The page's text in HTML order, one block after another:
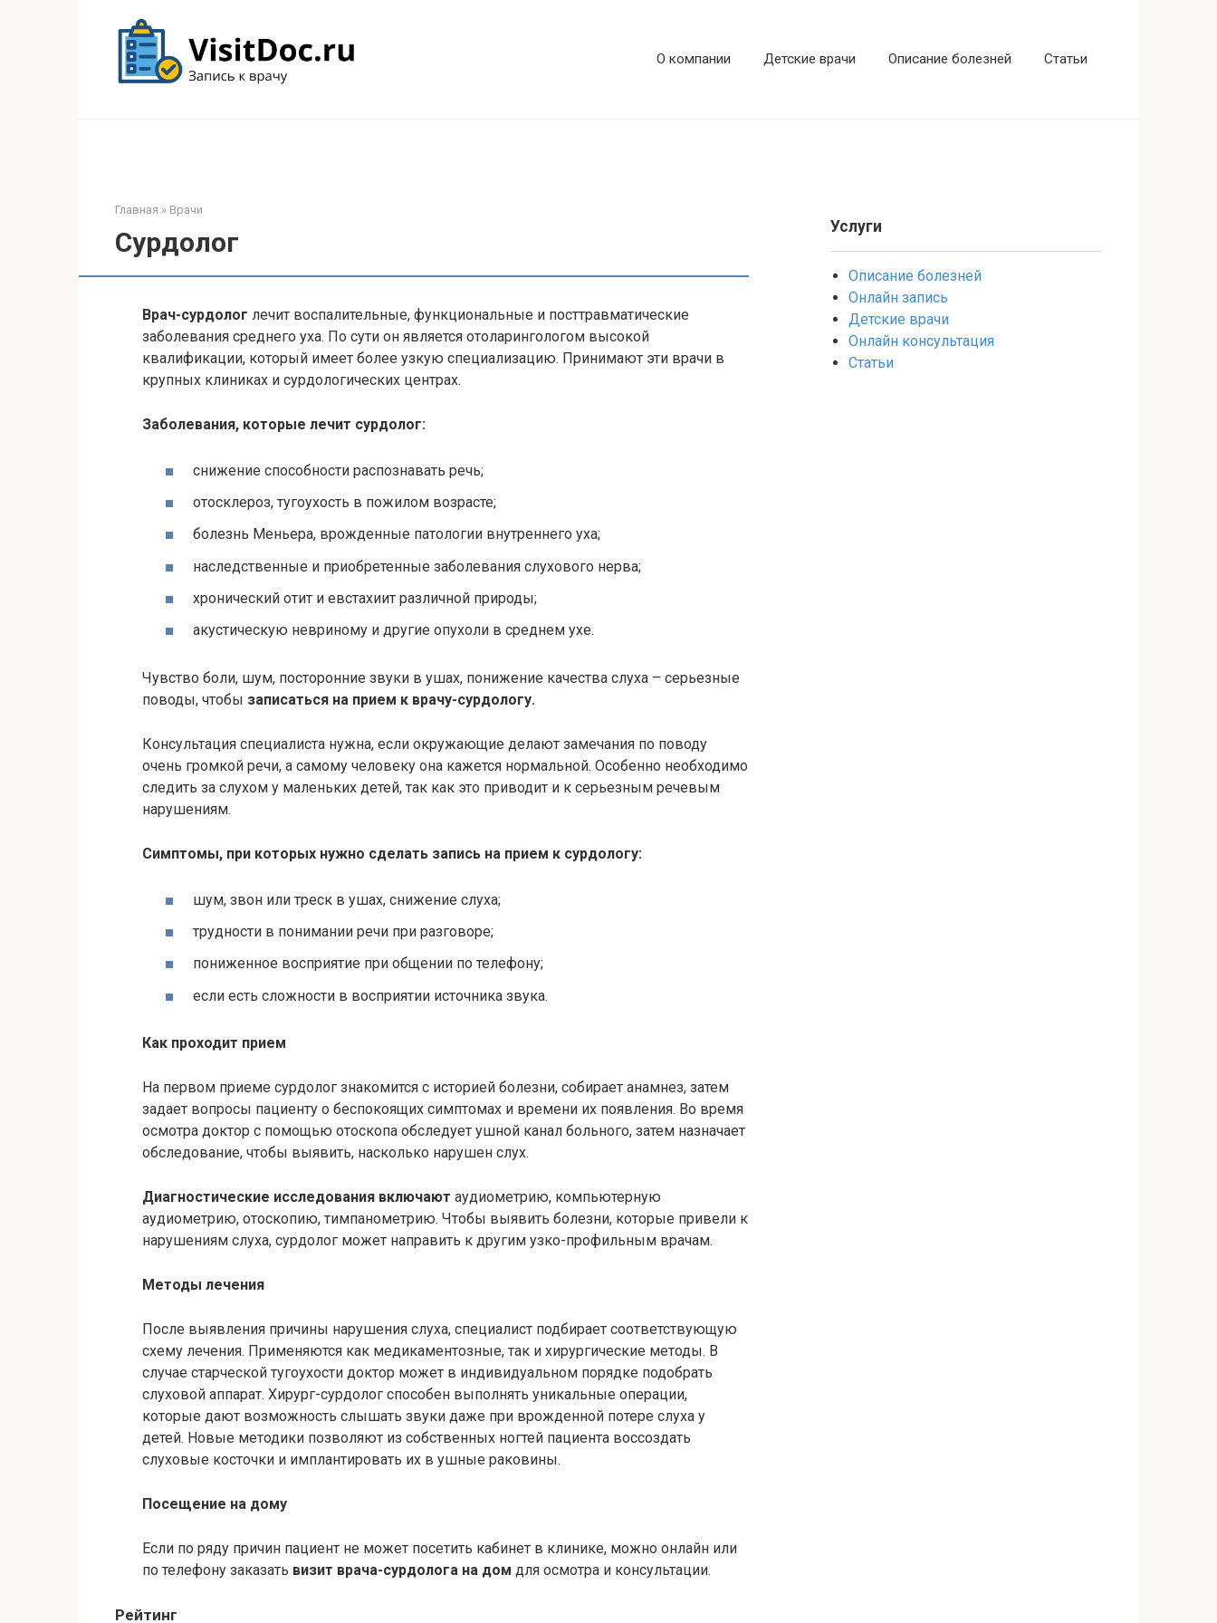
О компании Детские врачи Описание болезней Статьи
Главная » Врачи
Сурдолог
Врач-сурдолог лечит воспалительные, функциональные и посттравматические
заболевания среднего уха. По сути он является отоларингологом высокой
квалификации, который имеет более узкую специализацию. Принимают эти врачи в
крупных клиниках и сурдологических центрах.
Заболевания, которые лечит сурдолог:
снижение способности распознавать речь;
отосклероз, тугоухость в пожилом возрасте;
болезнь Меньера, врожденные патологии внутреннего уха;
наследственные и приобретенные заболевания слухового нерва;
хронический отит и евстахиит различной природы;
акустическую невриному и другие опухоли в среднем ухе.
Чувство боли, шум, посторонние звуки в ушах, понижение качества слуха – серьезные
поводы, чтобы записаться на прием к врачу-сурдологу.
Консультация специалиста нужна, если окружающие делают замечания по поводу
очень громкой речи, а самому человеку она кажется нормальной. Особенно необходимо
следить за слухом у маленьких детей, так как это приводит и к серьезным речевым
нарушениям.
Симптомы, при которых нужно сделать запись на прием к сурдологу:
шум, звон или треск в ушах, снижение слуха;
трудности в понимании речи при разговоре;
пониженное восприятие при общении по телефону;
если есть сложности в восприятии источника звука.
Как проходит прием
На первом приеме сурдолог знакомится с историей болезни, собирает анамнез, затем
задает вопросы пациенту о беспокоящих симптомах и времени их появления. Во время
осмотра доктор с помощью отоскопа обследует ушной канал больного, затем назначает
обследование, чтобы выявить, насколько нарушен слух.
Диагностические исследования включают аудиометрию, компьютерную
аудиометрию, отоскопию, тимпанометрию. Чтобы выявить болезни, которые привели к
нарушениям слуха, сурдолог может направить к другим узко-профильным врачам.
Методы лечения
После выявления причины нарушения слуха, специалист подбирает соответствующую
схему лечения. Применяются как медикаментозные, так и хирургические методы. В
случае старческой тугоухости доктор может в индивидуальном порядке подобрать
слуховой аппарат. Хирург-сурдолог способен выполнять уникальные операции,
которые дают возможность слышать звуки даже при врожденной потере слуха у
детей. Новые методики позволяют из собственных ногтей пациента воссоздать
слуховые косточки и имплантировать их в ушные раковины.
Посещение на дому
Если по ряду причин пациент не может посетить кабинет в клинике, можно онлайн или
по телефону заказать визит врача-сурдолога на дом для осмотра и консультации.
Рейтинг
Услуги
Описание болезней
Онлайн запись
Детские врачи
Онлайн консультация
Статьи